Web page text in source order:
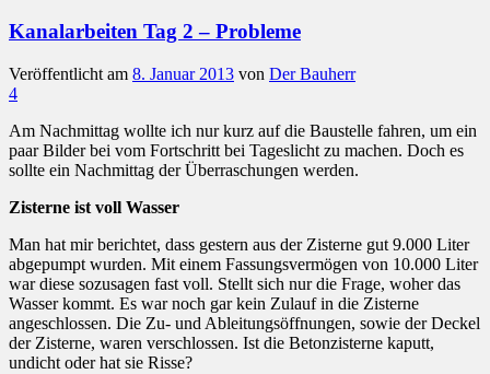
Kanalarbeiten Tag 2 – Probleme
Veröffentlicht am 8. Januar 2013 von Der Bauherr
4
Am Nachmittag wollte ich nur kurz auf die Baustelle fahren, um ein
paar Bilder bei vom Fortschritt bei Tageslicht zu machen. Doch es
sollte ein Nachmittag der Überraschungen werden.
Zisterne ist voll Wasser
Man hat mir berichtet, dass gestern aus der Zisterne gut 9.000 Liter
abgepumpt wurden. Mit einem Fassungsvermögen von 10.000 Liter
war diese sozusagen fast voll. Stellt sich nur die Frage, woher das
Wasser kommt. Es war noch gar kein Zulauf in die Zisterne
angeschlossen. Die Zu- und Ableitungsöffnungen, sowie der Deckel
der Zisterne, waren verschlossen. Ist die Betonzisterne kaputt,
undicht oder hat sie Risse?